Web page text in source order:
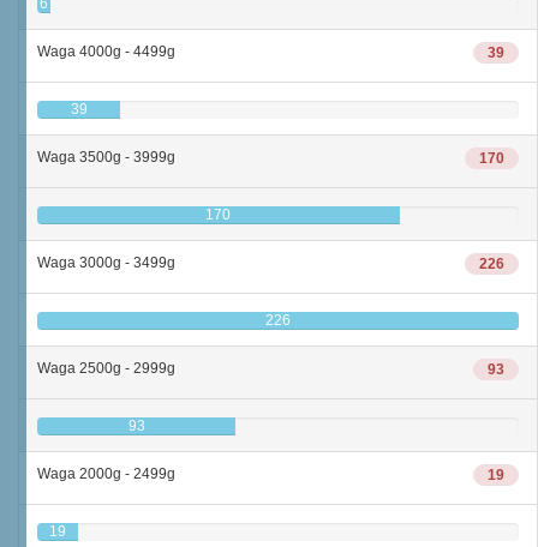
6
39
Waga 4000g - 4499g
39
170
Waga 3500g - 3999g
170
226
Waga 3000g - 3499g
226
93
Waga 2500g - 2999g
93
19
Waga 2000g - 2499g
19